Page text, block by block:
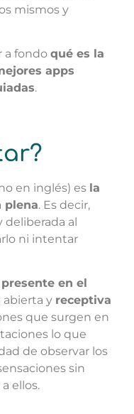
mismos y
a fondo qué es la
apps
.
en inglés) es la
plena. Es decir,
al
ni intentar
en el
abierta y receptiva
que surgen en
lo que
de observar los
sin
ellos.